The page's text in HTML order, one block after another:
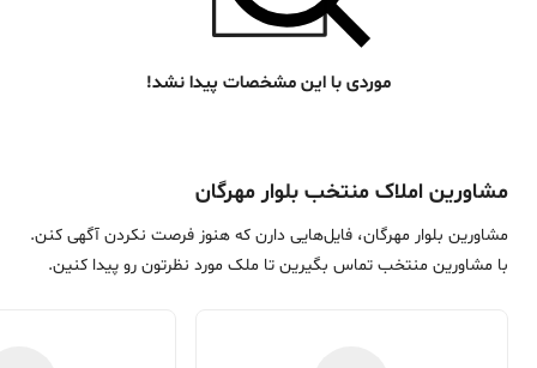
موردی با این مشخصات پیدا نشد!
مشاورین املاک منتخب بلوار مهرگان
مشاورین بلوار مهرگان، فایل‌هایی دارن که هنوز فرصت نکردن آگهی کنن.
با مشاورین منتخب تماس بگیرین تا ملک مورد نظرتون رو پیدا کنین.